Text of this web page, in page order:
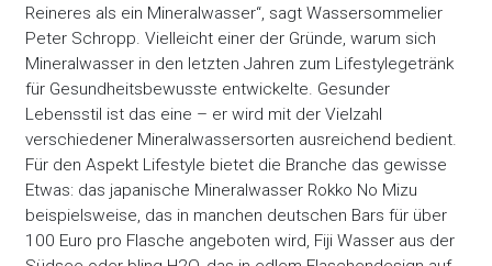
Reineres als ein Mineralwasser“, sagt Wassersommelier
Peter Schropp. Vielleicht einer der Gründe, warum sich
Mineralwasser in den letzten Jahren zum Lifestylegetränk
für Gesundheitsbewusste entwickelte. Gesunder
Lebensstil ist das eine – er wird mit der Vielzahl
verschiedener Mineralwassersorten ausreichend bedient.
Für den Aspekt Lifestyle bietet die Branche das gewisse
Etwas: das japanische Mineralwasser Rokko No Mizu
beispielsweise, das in manchen deutschen Bars für über
100 Euro pro Flasche angeboten wird, Fiji Wasser aus der